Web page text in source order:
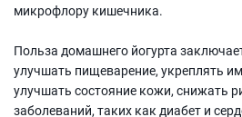
микрофлору кишечника.
Польза домашнего йогурта
улучшать пищеварение, укреплять
улучшать состояние кожи, снижать
заболеваний, таких как диабет и